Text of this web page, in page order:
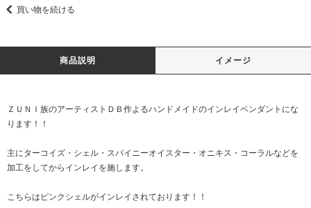
買い物を続ける
商品説明 イメージ
ＺＵＮＩ族のアーティストＤＢ作よるハンドメイドのインレイペンダントにな
ります！！
主にターコイズ・シェル・スパイニーオイスター・オニキス・コーラルなどを
加工をしてからインレイを施します。
こちらはピンクシェルがインレイされております！！